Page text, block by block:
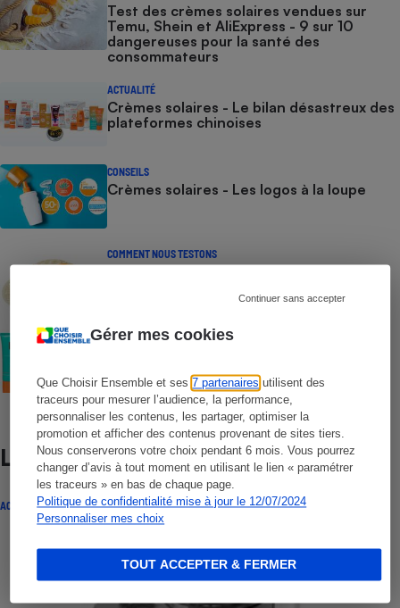
Gérer mes cookies
Que Choisir Ensemble et ses7 partenaires utilisent des
traceurs pour mesurer l’audience, la performance,
personnaliser les contenus, les partager, optimiser la
promotion et afficher des contenus provenant de sites tiers.
Nous conserverons votre choix pendant 6 mois. Vous pourrez
changer d’avis à tout moment en utilisant le lien « paramétrer
les traceurs » en bas de chaque page.
Politique de confidentialité mise à jour le 12/07/2024
Personnaliser mes choix
Continuer sans accepter
TOUT ACCEPTER & FERMER
Test des crèmes solaires vendues sur
Temu, Shein et AliExpress - 9 sur 10
dangereuses pour la santé des
consommateurs
ACTUALITÉ
Crèmes solaires - Le bilan désastreux des
plateformes chinoises
CONSEILS
Crèmes solaires - Les logos à la loupe
COMMENT NOUS TESTONS
Crèmes solaires - Le protocole
COMMENT NOUS TESTONS
Lire aussi
ACTUALITÉ